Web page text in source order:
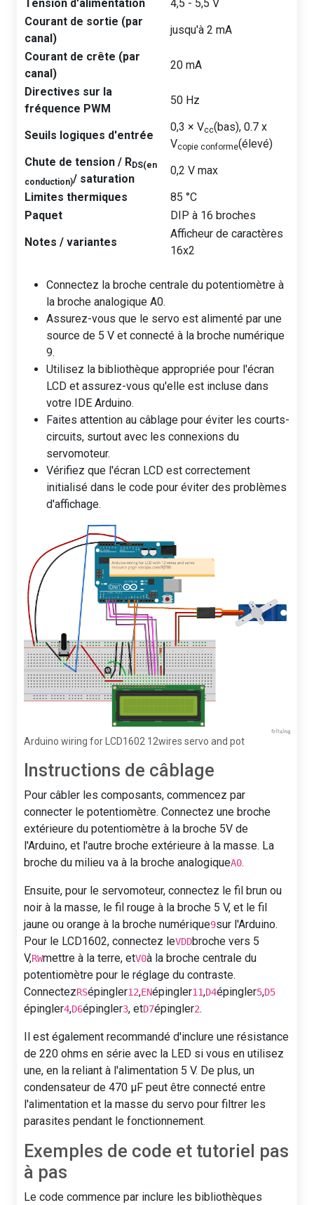
Tension d'alimentation
4,5 - 5,5 V
Courant de sortie (par
canal)
jusqu'à 2 mA
Courant de crête (par
canal)
20 mA
Directives sur la
fréquence PWM
50 Hz
Seuils logiques d'entrée
0,3 × Vcc(bas), 0.7 x
Vcopie conforme(élevé)
Chute de tension / RDS(en
conduction)/ saturation
0,2 V max
Limites thermiques
85 °C
Paquet
DIP à 16 broches
Notes / variantes
Afficheur de caractères
16x2
Connectez la broche centrale du potentiomètre à
la broche analogique A0.
Assurez-vous que le servo est alimenté par une
source de 5 V et connecté à la broche numérique
9.
Utilisez la bibliothèque appropriée pour l'écran
LCD et assurez-vous qu'elle est incluse dans
votre IDE Arduino.
Faites attention au câblage pour éviter les courts-
circuits, surtout avec les connexions du
servomoteur.
Vérifiez que l'écran LCD est correctement
initialisé dans le code pour éviter des problèmes
d'affichage.
Arduino wiring for LCD1602 12wires servo and pot
Instructions de câblage
Pour câbler les composants, commencez par
connecter le potentiomètre. Connectez une broche
extérieure du potentiomètre à la broche 5V de
l'Arduino, et l'autre broche extérieure à la masse. La
broche du milieu va à la broche analogiqueA0.
Ensuite, pour le servomoteur, connectez le fil brun ou
noir à la masse, le fil rouge à la broche 5 V, et le fil
jaune ou orange à la broche numérique9sur l'Arduino.
Pour le LCD1602, connectez leVDDbroche vers 5
V,RWmettre à la terre, etV0à la broche centrale du
potentiomètre pour le réglage du contraste.
ConnectezRSépingler12,ENépingler11,D4épingler5,D5
épingler4,D6épingler3, etD7épingler2.
Il est également recommandé d'inclure une résistance
de 220 ohms en série avec la LED si vous en utilisez
une, en la reliant à l'alimentation 5 V. De plus, un
condensateur de 470 µF peut être connecté entre
l'alimentation et la masse du servo pour filtrer les
parasites pendant le fonctionnement.
Exemples de code et tutoriel pas
à pas
Le code commence par inclure les bibliothèques